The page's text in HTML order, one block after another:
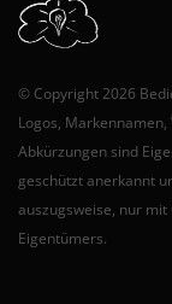
© Copyright 2026
Logos,
Abkürzungen sind
geschützt anerkannt
auszugsweise, nur
Eigentümers.